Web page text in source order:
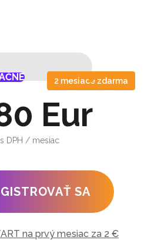
ROČNE
2 mesiace zdarma
Eur
s DPH / mesiac
SA
na prvý mesiac za 2 €